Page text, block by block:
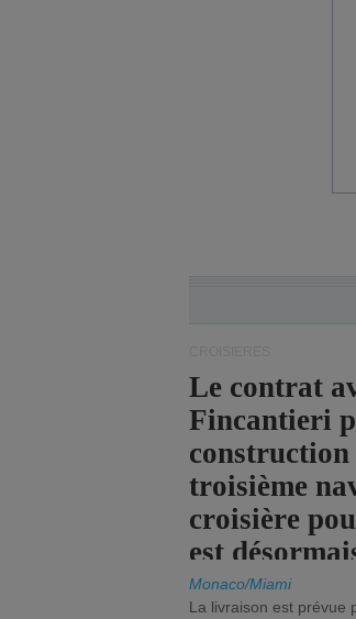
Le contrat
Fincantieri
troisième
croisière
est
vigueur.
Monaco/Miami
La livraison est prévue